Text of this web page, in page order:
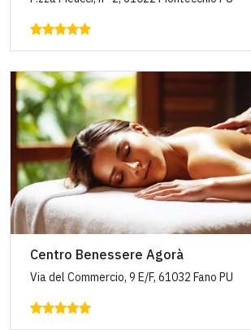
Centro Benessere Agorà
Via del Commercio, 9 E/F, 61032 Fano PU